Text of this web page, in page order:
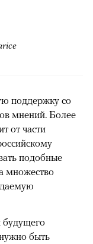
поддержку со
мнений. Более
от части
подобные
множество
будущего
быть